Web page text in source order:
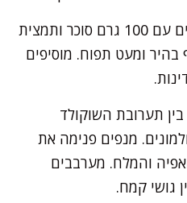
מקציפים חמישה חלמונים עם 100 גרם סוכר ותמצית
לקצף בהיר ומעט תפוח. מוסיפים
תערובת השוקולד
מנפים פנימה את
והמלח. מערבבים
גושי קמח.